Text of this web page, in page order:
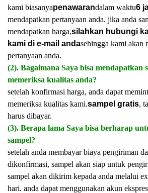
kami biasanyapenawarandalam waktu6
mendapatkan pertanyaan anda. jika anda
mendapatkan harga,silahkan hubungi
kami di e-mail andasehingga kami akan
pertanyaan anda.
(2). Bagaimana Saya bisa mendapatkan
memeriksa kualitas anda?
setelah konfirmasi harga, anda dapat
memeriksa kualitas kami.sampel gratis,
harus dibayar.
(3). Berapa lama Saya bisa berharap
sampel?
setelah anda membayar biaya pengiriman
dikonfirmasi, sampel akan siap untuk
sampel akan dikirim kepada anda melalui
hari. anda dapat menggunakan akun